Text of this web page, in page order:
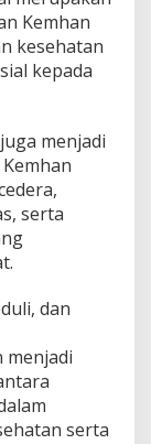
Kemhan
kesehatan
kepada
menjadi
serta
dan
menjadi
serta